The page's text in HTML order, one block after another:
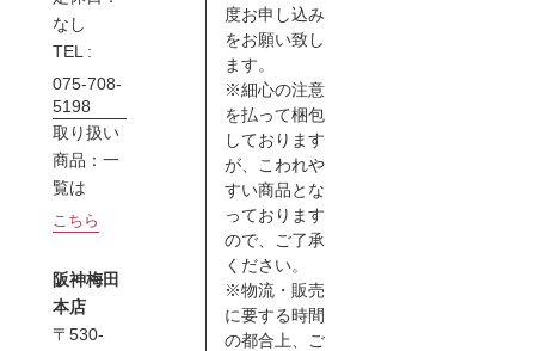
なし
TEL :
075-708-
5198
取り扱い
商品：一
覧は
こちら
阪神梅田
本店
〒530-
度お申し込み
をお願い致し
ます。
※細心の注意
を払って梱包
しております
が、こわれや
すい商品とな
っております
ので、ご了承
ください。
※物流・販売
に要する時間
の都合上、ご